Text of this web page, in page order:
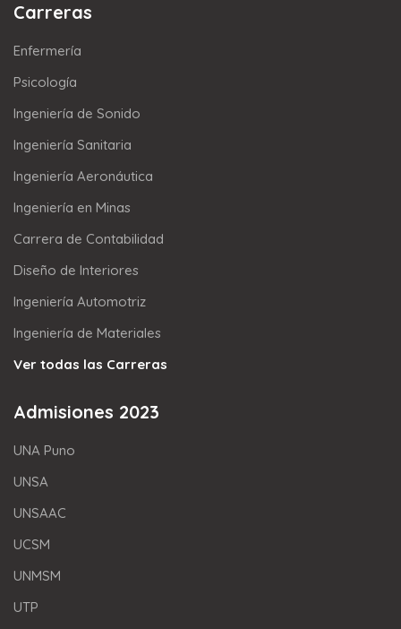
Carreras
Enfermería
Psicología
Ingeniería de Sonido
Ingeniería Sanitaria
Ingeniería Aeronáutica
Ingeniería en Minas
Carrera de Contabilidad
Diseño de Interiores
Ingeniería Automotriz
Ingeniería de Materiales
Ver todas las Carreras
Admisiones 2023
UNA Puno
UNSA
UNSAAC
UCSM
UNMSM
UTP